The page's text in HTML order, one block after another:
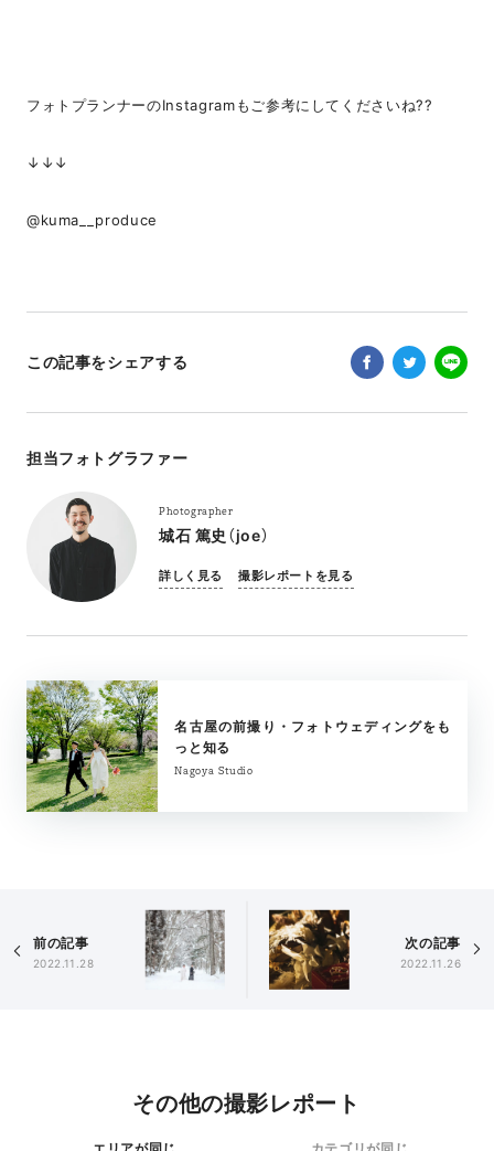
フォトプランナーのInstagramもご参考にしてくださいね??
↓↓↓
@kuma__produce
この記事をシェアする
担当フォトグラファー
Photographer
城石 篤史（joe）
詳しく見る 撮影レポートを見る
名古屋の前撮り・フォトウェディングをも
っと知る
Nagoya Studio
前の記事
2022.11.28
次の記事
2022.11.26
その他の撮影レポート